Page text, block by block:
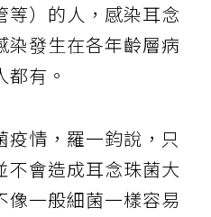
等）的人，感染耳念
染發生在各年齡層病
有。
情，羅一鈞說，只
不會造成耳念珠菌大
像一般細菌一樣容易